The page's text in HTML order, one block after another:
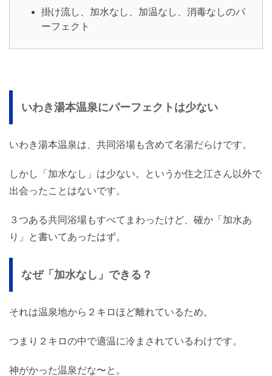
掛け流し、加水なし、加温なし、消毒なしのパ
ーフェクト
いわき湯本温泉にパーフェクトは少ない
いわき湯本温泉は、共同浴場も含めて名湯だらけです。
しかし「加水なし」は少ない。というか住之江さん以外で
出会ったことはないです。
３つある共同浴場もすべてまわったけど、確か「加水あ
り」と書いてあったはず。
なぜ「加水なし」できる？
それは温泉地から２キロほど離れているため。
つまり２キロの中で適温に冷まされているわけです。
神がかった温泉だな〜と。